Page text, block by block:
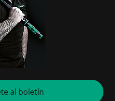
al boletín